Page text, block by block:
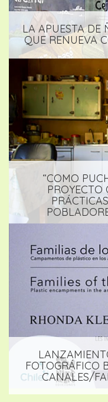
LA APUESTA DE
QUE RENUEVA
“COMO
PROYECTO
FOTOGRÁFICO
CANALES/